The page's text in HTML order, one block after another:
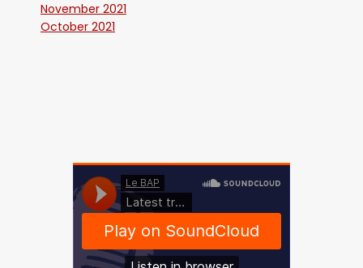
November 2021
October 2021